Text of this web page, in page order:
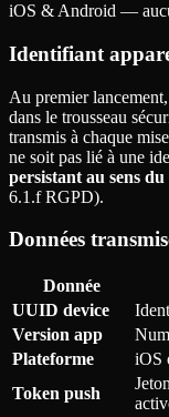
iOS & Android —
Identifiant
Au premier
dans le trousseau
transmis à chaque
ne soit pas lié à une
persistant au sens
6.1.f RGPD).
Données
Donnée
UUID device
Version app
Plateforme
iOS
Token push